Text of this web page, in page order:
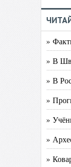
»
» В
» В
»
»
»
»